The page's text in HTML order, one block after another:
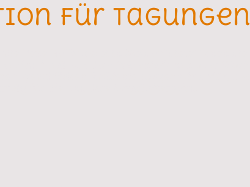
für Tagungen